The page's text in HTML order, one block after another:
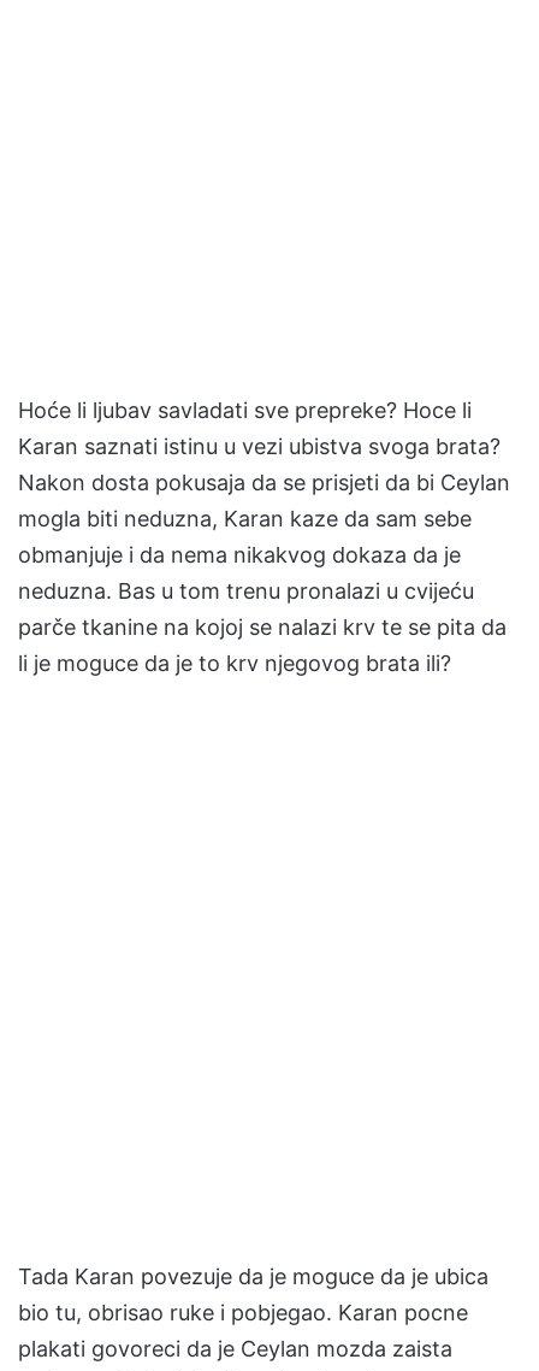
Hoće li ljubav savladati sve prepreke? Hoce li
Karan saznati istinu u vezi ubistva svoga brata?
Nakon dosta pokusaja da se prisjeti da bi Ceylan
mogla biti neduzna, Karan kaze da sam sebe
obmanjuje i da nema nikakvog dokaza da je
neduzna. Bas u tom trenu pronalazi u cvijeću
parče tkanine na kojoj se nalazi krv te se pita da
li je moguce da je to krv njegovog brata ili?
Tada Karan povezuje da je moguce da je ubica
bio tu, obrisao ruke i pobjegao. Karan pocne
plakati govoreci da je Ceylan mozda zaista